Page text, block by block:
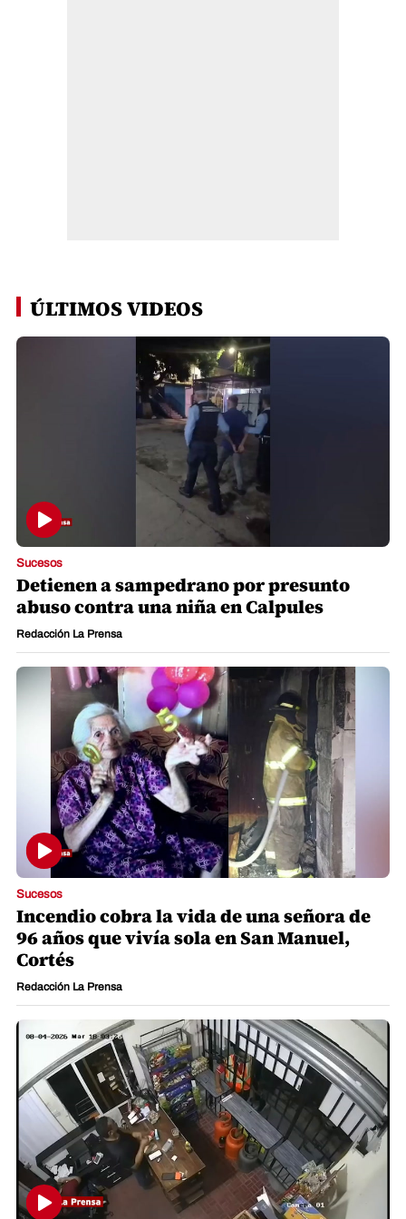
ÚLTIMOS VIDEOS
Sucesos
Detienen a sampedrano por presunto
abuso contra una niña en Calpules
Redacción La Prensa
Sucesos
Incendio cobra la vida de una señora de
96 años que vivía sola en San Manuel,
Cortés
Redacción La Prensa